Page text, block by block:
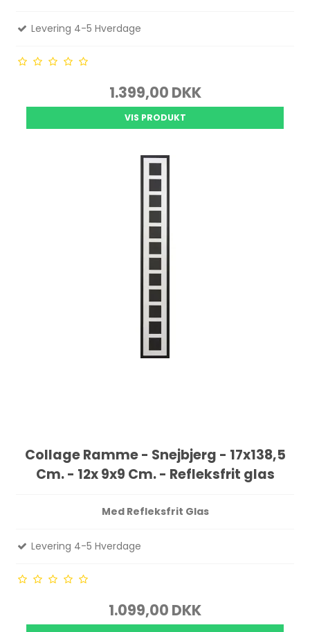
Levering 4-5 Hverdage
1.399,00 DKK
VIS PRODUKT
Collage Ramme - Snejbjerg - 17x138,5
Cm. - 12x 9x9 Cm. - Refleksfrit glas
Med Refleksfrit Glas
Levering 4-5 Hverdage
1.099,00 DKK